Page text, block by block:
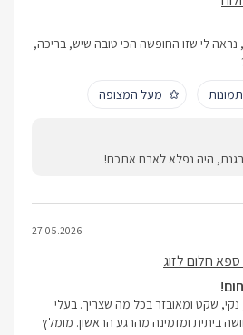
נראה לי שזו החופשה הכי טובה שיש, בריכה,
מעל המצופה
היה נפלא לארח אתכם!
ספא חלום לזוג
27.05.2026
שקט ומאובזר בכל מה שצריך. בעלי
ביתית ומזמינה מהרגע הראשון. מומלץ